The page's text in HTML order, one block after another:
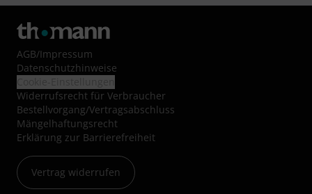
AGB/Impressum
Datenschutzhinweise
Widerrufsrecht für Verbraucher
Bestellvorgang/Vertragsabschluss
Mängelhaftungsrecht
Erklärung zur Barrierefreiheit
Vertrag widerrufen